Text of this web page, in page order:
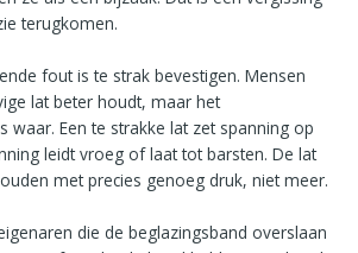
terugkomen.
fout is te strak bevestigen. Mensen
lat beter houdt, maar het
waar. Een te strakke lat zet spanning op
leidt vroeg of laat tot barsten. De lat
met precies genoeg druk, niet meer.
die de beglazingsband overslaan